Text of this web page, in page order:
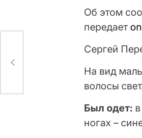
Об этом
передает
Сергей
На вид
волосы
Был одет:
ногах –